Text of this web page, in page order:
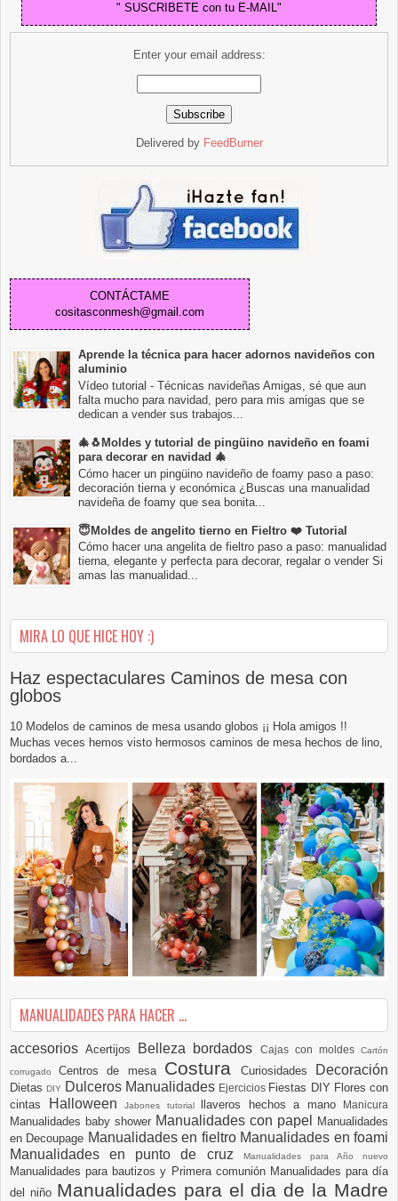
" SUSCRIBETE con tu E-MAIL"
Enter your email address:
Delivered by FeedBurner
CONTÁCTAME
cositasconmesh@gmail.com
Aprende la técnica para hacer adornos navideños con
aluminio
Vídeo tutorial - Técnicas navideñas Amigas, sé que aun
falta mucho para navidad, pero para mis amigas que se
dedican a vender sus trabajos...
🎄🐧Moldes y tutorial de pingüino navideño en foami
para decorar en navidad 🎄
Cómo hacer un pingüino navideño de foamy paso a paso:
decoración tierna y económica ¿Buscas una manualidad
navideña de foamy que sea bonita...
😇Moldes de angelito tierno en Fieltro ❤️ Tutorial
Cómo hacer una angelita de fieltro paso a paso: manualidad
tierna, elegante y perfecta para decorar, regalar o vender Si
amas las manualidad...
MIRA LO QUE HICE HOY :)
Haz espectaculares Caminos de mesa con
globos
10 Modelos de caminos de mesa usando globos ¡¡ Hola amigos !!
Muchas veces hemos visto hermosos caminos de mesa hechos de lino,
bordados a...
MANUALIDADES PARA HACER ...
accesoriosAcertijos Belleza bordados Cajas con moldesCartón
corrugadoCentros de mesa Costura Curiosidades Decoración
DietasDIY Dulceros Manualidades Ejercicios Fiestas DIY Flores con
cintas
Halloween Jabones tutorial llaveros hechos a mano Manicura
Manualidades baby shower Manualidades con papel
Manualidades
en Decoupage Manualidades en fieltro Manualidades en foami
Manualidades en punto de cruz
Manualidades para Año nuevo
Manualidades para bautizos y Primera comunión Manualidades para día
del niño Manualidades para el dia de la Madre